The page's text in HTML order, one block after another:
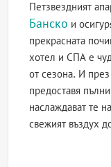
Петзвездният
Банско и
прекрасната
хотел и СПА е
от сезона. И
предоставя
наслаждават те
свежият въздух